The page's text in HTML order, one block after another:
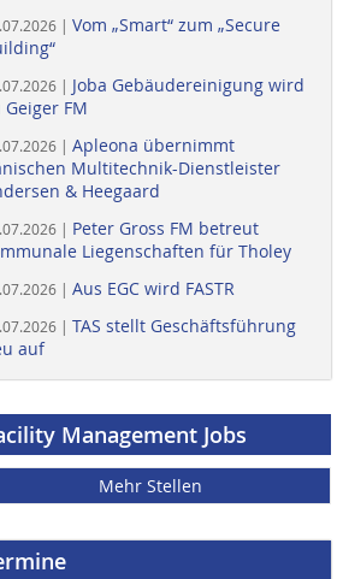
| Vom „Smart“ zum „Secure
| Joba Gebäudereinigung wird
Geiger FM
| Apleona übernimmt
Multitechnik-Dienstleister
& Heegaard
| Peter Gross FM betreut
Liegenschaften für Tholey
| Aus EGC wird FASTR
| TAS stellt Geschäftsführung
auf
Management Jobs
Mehr Stellen